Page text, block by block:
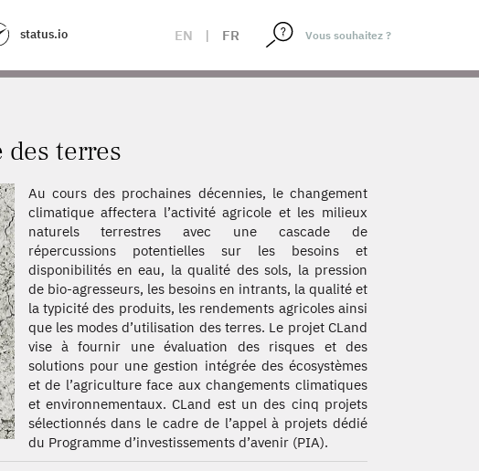
status.io EN | FR
terres
Au cours des prochaines décennies, le changement
climatique affectera l’activité agricole et les milieux
naturels terrestres avec une cascade de
répercussions potentielles sur les besoins et
disponibilités en eau, la qualité des sols, la pression
de bio-agresseurs, les besoins en intrants, la qualité et
la typicité des produits, les rendements agricoles ainsi
que les modes d’utilisation des terres. Le projet CLand
vise à fournir une évaluation des risques et des
solutions pour une gestion intégrée des écosystèmes
et de l’agriculture face aux changements climatiques
et environnementaux. CLand est un des cinq projets
sélectionnés dans le cadre de l’appel à projets dédié
du Programme d’investissements d’avenir (PIA).